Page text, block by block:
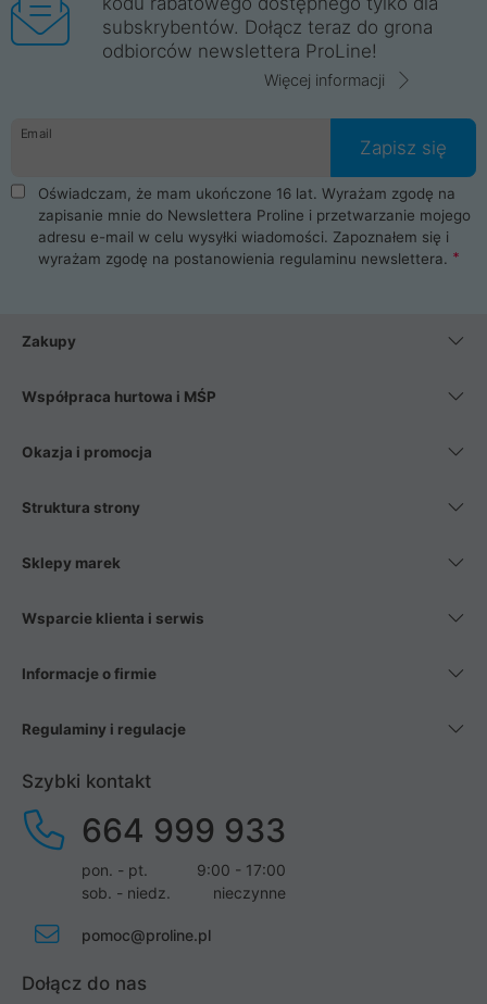
subskrybentów. Dołącz teraz do grona
odbiorców newslettera ProLine!
Więcej informacji
Email
Zapisz się
Oświadczam, że mam ukończone 16 lat. Wyrażam zgodę na
zapisanie mnie do Newslettera Proline i przetwarzanie mojego
adresu e-mail w celu wysyłki wiadomości. Zapoznałem się i
wyrażam zgodę na postanowienia regulaminu newslettera.
Zakupy
Współpraca hurtowa i MŚP
Okazja i promocja
Struktura strony
Sklepy marek
Wsparcie klienta i serwis
Informacje o firmie
Regulaminy i regulacje
Szybki kontakt
664 999 933
pon. - pt.
9:00 - 17:00
sob. - niedz.
nieczynne
pomoc@proline.pl
Dołącz do nas